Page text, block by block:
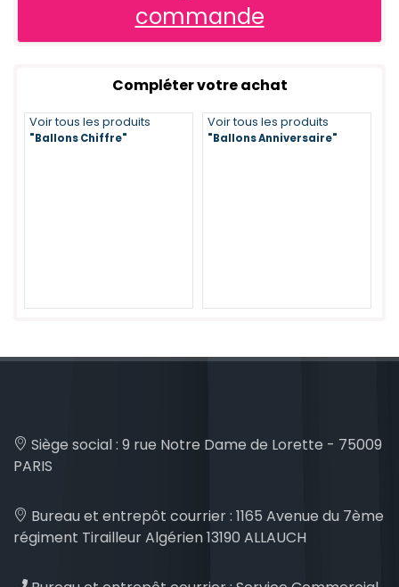
commande
Compléter votre achat
Voir tous les produits
"Ballons Chiffre"
Voir tous les produits
"Ballons Anniversaire"
Siège social : 9 rue Notre Dame de Lorette - 75009
PARIS
Bureau et entrepôt courrier : 1165 Avenue du 7ème
régiment Tirailleur Algérien 13190 ALLAUCH